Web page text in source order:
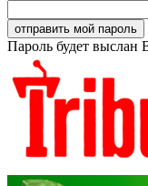
Пароль будет выслан